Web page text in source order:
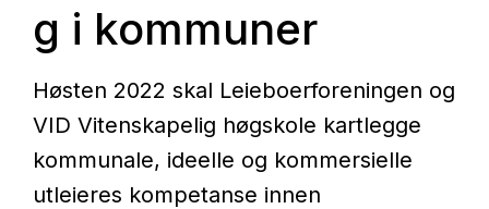
g i kommuner
Høsten 2022 skal Leieboerforeningen og
VID Vitenskapelig høgskole kartlegge
kommunale, ideelle og kommersielle
utleieres kompetanse innen